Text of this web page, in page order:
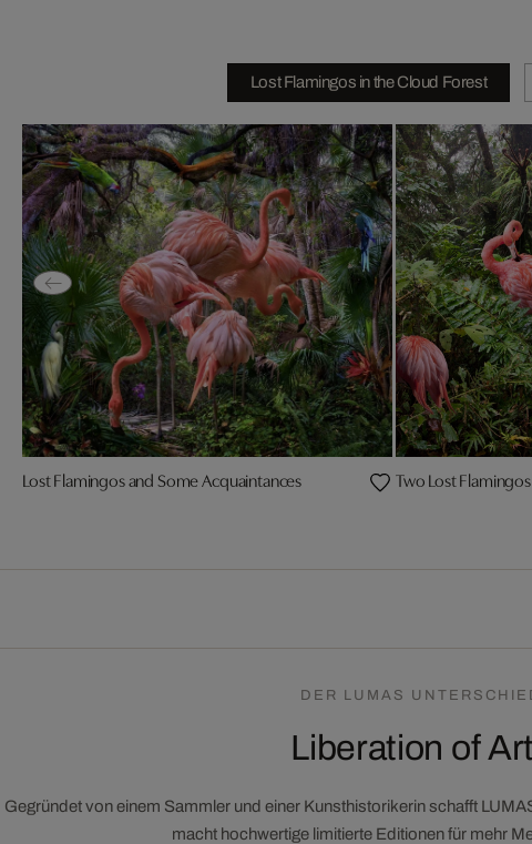
Lost Flamingos in the Cloud Forest
Lost Flamingos and Some Acquaintances Two Lost
DER LUMAS
Liberation of
Gegründet von einem Sammler und einer Kunsthistorikerin schafft
macht hochwertige limitierte Editionen für mehr